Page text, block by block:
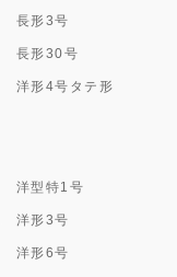
長形3号
長形30号
洋形4号タテ形
洋型特1号
洋形3号
洋形6号